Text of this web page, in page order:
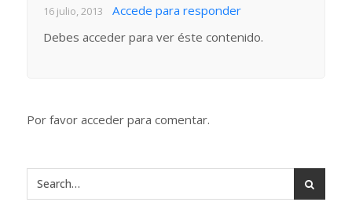
16 julio, 2013
Accede para responder
Debes acceder para ver éste contenido.
Por favor acceder para comentar.